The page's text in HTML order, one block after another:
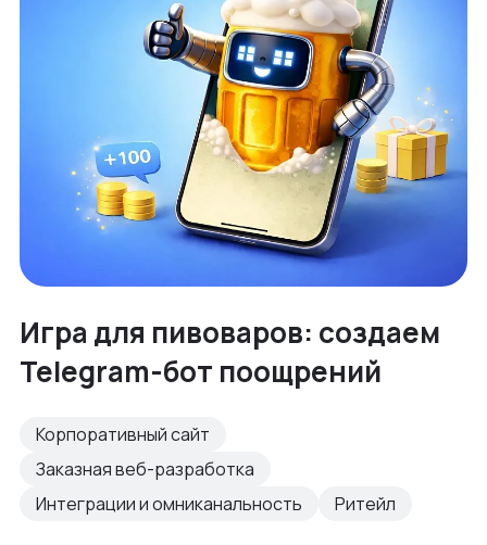
Игра для пивоваров: создаем
Telegram-бот поощрений
Корпоративный сайт
Заказная веб-разработка
Интеграции и омниканальность
Ритейл